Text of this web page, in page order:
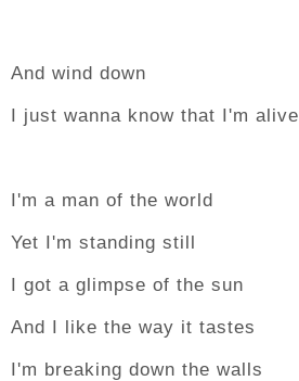
And wind down
I just wanna know that I'm alive
I'm a man of the world
Yet I'm standing still
I got a glimpse of the sun
And I like the way it tastes
I'm breaking down the walls